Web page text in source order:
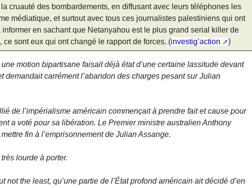
cruauté des bombardements, en diffusant avec leurs téléphones les
médiatique, et surtout avec tous ces journalistes palestiniens qui ont
en sachant que Netanyahou est le plus grand serial killer de
ce sont eux qui ont changé le rapport de forces. (investig’action )
motion bipartisane faisait déjà état d’une certaine lassitude devant
demandait carrément l’abandon des charges pesant sur Julian
de l’impérialisme américain commençait à prendre fait et cause pour
a voté pour sa libération. Le Premier ministre australien Anthony
fin à l’emprisonnement de Julian Assange.
lourde à porter.
not the least, qu’une partie de l’État profond américain ait décidé d’en